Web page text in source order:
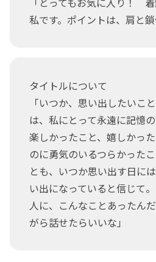
私です。ポイントは、肩と鎖
タイトルについて
「いつか、思い出したいこ
は、私にとって永遠に記憶の
楽しかったこと、嬉しかっ
のに勇気のいるつらかった
とも、いつか思い出す日に
い出になっていると信じて
人に、こんなことあったん
がら話せたらいいな」